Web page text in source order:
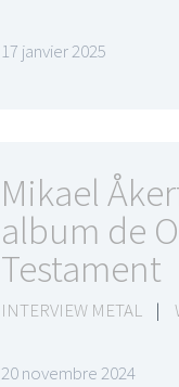
17 janvier 2025
Mikael
album de
Testament
INTERVIEW METAL |
20 novembre 2024